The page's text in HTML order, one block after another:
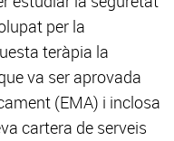
per la
teràpia la
va ser aprovada
(EMA) i inclosa
cartera de serveis